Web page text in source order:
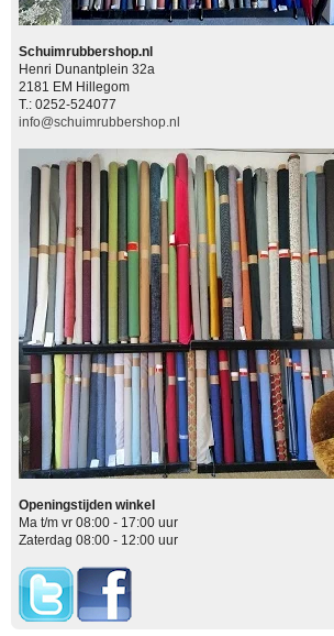
Schuimrubbershop.nl
Henri Dunantplein 32a
2181 EM Hillegom
T.: 0252-524077
info@schuimrubbershop.nl
Openingstijden winkel
Ma t/m vr 08:00 - 17:00 uur
Zaterdag 08:00 - 12:00 uur